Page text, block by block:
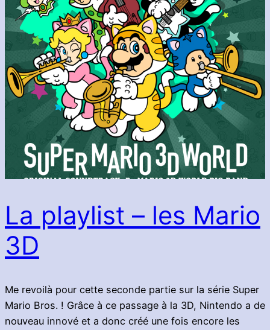
La playlist – les Mario
3D
Me revoilà pour cette seconde partie sur la série Super
Mario Bros. ! Grâce à ce passage à la 3D, Nintendo a de
nouveau innové et a donc créé une fois encore les